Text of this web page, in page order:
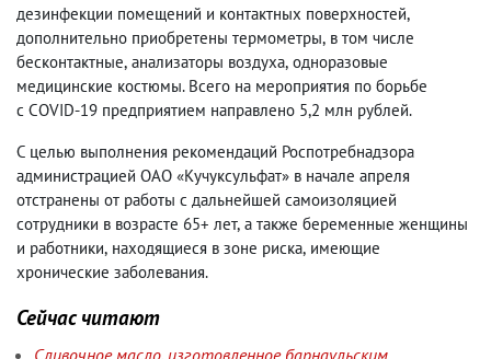
дезинфекции помещений и контактных поверхностей,
дополнительно приобретены термометры, в том числе
бесконтактные, анализаторы воздуха, одноразовые
медицинские костюмы. Всего на мероприятия по борьбе
с COVID-19 предприятием направлено 5,2 млн рублей.
С целью выполнения рекомендаций Роспотребнадзора
администрацией ОАО «Кучуксульфат» в начале апреля
отстранены от работы с дальнейшей самоизоляцией
сотрудники в возрасте 65+ лет, а также беременные женщины
и работники, находящиеся в зоне риска, имеющие
хронические заболевания.
Сейчас читают
Сливочное масло, изготовленное барнаульским